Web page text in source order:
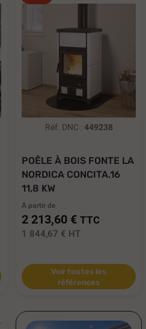
Réf. DNC : 449238
POÊLE À BOIS FONTE LA
NORDICA CONCITA.16
11,8 KW
A partir de
2 213,60 € TTC
1 844,67 € HT
Voir toutes les
références